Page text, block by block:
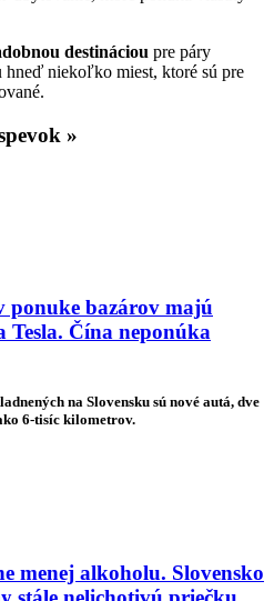
destináciou pre páry
hneď niekoľko miest, ktoré sú pre
»
ponuke bazárov majú
Tesla. Čína neponúka
na Slovensku sú nové autá, dve
6-tisíc kilometrov.
menej alkoholu. Slovensko